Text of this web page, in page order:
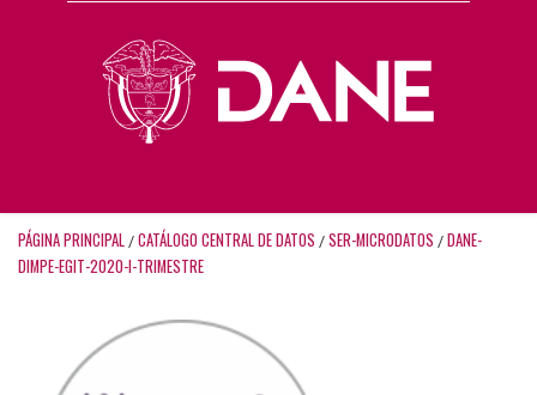
PÁGINA PRINCIPAL / CATÁLOGO CENTRAL DE DATOS / SER-MICRODATOS / DANE-
DIMPE-EGIT-2020-I-TRIMESTRE